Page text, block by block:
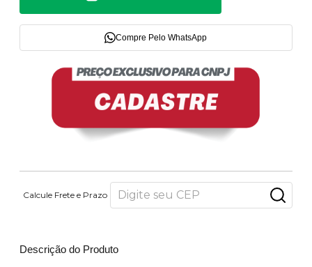
Compre Pelo WhatsApp
Calcule Frete e Prazo
Descrição do Produto